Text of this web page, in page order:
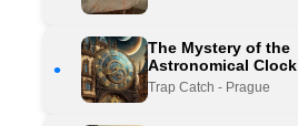
•
The Mystery of the
Astronomical Clock
Trap Catch - Prague